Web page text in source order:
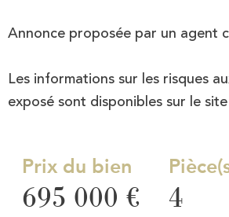
Annonce proposée par un agent
Les informations sur les risques
exposé sont disponibles sur le site
Prix du bien
695 000 € 4